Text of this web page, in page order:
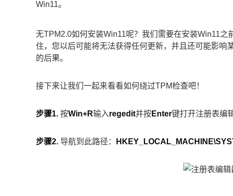
Win11。
无TPM2.0如何安装Win11呢？我们需要在安装Win11
住，您以后可能将无法获得任何更新，并且还可能影响
的后果。
接下来让我们一起来看看如何绕过TPM检查吧！
步骤1. 按Win+R输入regedit并按Enter键打开注册表编
步骤2. 导航到此路径：